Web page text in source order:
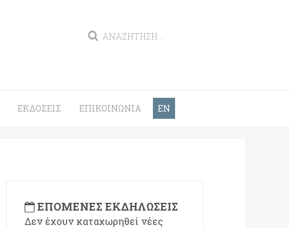
ΕΚΔΌΣΕΙΣ ΕΠΙΚΟΙΝΩΝΊΑ EN
ΕΠΌΜΕΝΕΣ ΕΚΔΗΛΏΣΕΙΣ
Δεν έχουν καταχωρηθεί νέες